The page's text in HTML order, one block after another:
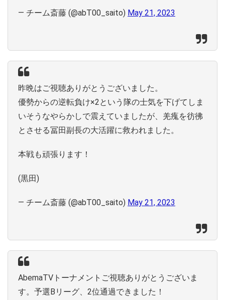
— チーム斎藤 (@abT00_saito) May 21, 2023
昨晩はご視聴ありがとうございました。
優勢からの逆転負け×2という隊の士気を下げてしま
いそうなやらかしで震えていましたが、羌瘣を彷彿
とさせる冨田副長の大活躍に救われました。
本戦も頑張ります！
(黒田)
— チーム斎藤 (@abT00_saito) May 21, 2023
AbemaTVトーナメントご視聴ありがとうございま
す。予選Bリーグ、2位通過できました！